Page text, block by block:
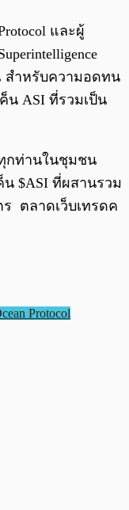
และผู้
สำหรับความอดทน
น ASI ที่รวมเป็น
กท่านในชุมชน
$ASI ที่ผสานรวม
ตลาดเว็บเทรดค
Protocol